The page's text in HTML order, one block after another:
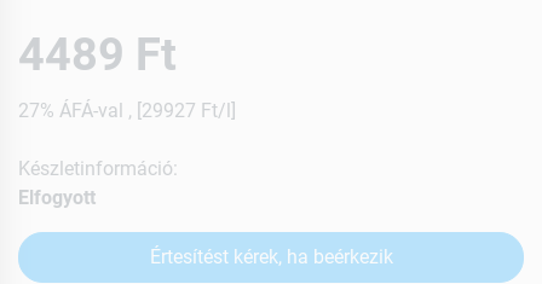
4489 Ft
27% ÁFÁ-val , [29927 Ft/l]
Készletinformáció:
Elfogyott
Értesítést kérek, ha beérkezik